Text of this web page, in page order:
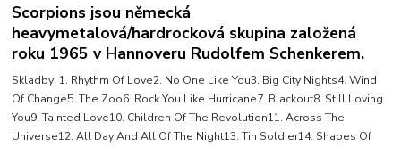
Scorpions jsou německá
heavymetalová/hardrocková skupina založená
roku 1965 v Hannoveru Rudolfem Schenkerem.
Skladby: 1. Rhythm Of Love2. No One Like You3. Big City Nights4. Wind
Of Change5. The Zoo6. Rock You Like Hurricane7. Blackout8. Still Loving
You9. Tainted Love10. Children Of The Revolution11. Across The
Universe12. All Day And All Of The Night13. Tin Soldier14. Shapes Of